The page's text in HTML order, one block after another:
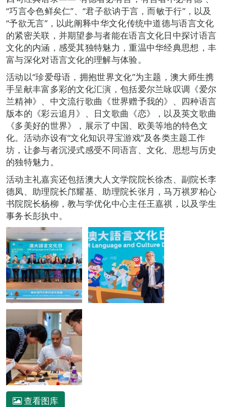
“巧言令色鲜矣仁”、“君子欲讷于言，而敏于行”，以及
“予欲无言”，以此阐释中华文化传统中道德与语言文化
的紧密关联，并期望参与者能在语言文化日中探讨语言
文化的内涵，感受其独特魅力，重温中华经典思想，丰
富与深化对语言文化的理解与体验。
活动以“珍爱母语，拥抱世界文化”为主题，澳大师生携
手呈献丰富多彩的文化汇演，包括爱尔兰咏叹调《爱尔
兰精神》、中文流行歌曲《世界赠予我的》、四种语言
版本的《彩云追月》、日文歌曲《恋》，以及英文歌曲
《多美好的世界》，展示了中国、欧美等地的特色文
化。活动亦设有“文化知识寻宝游戏”及各类主题工作
坊，让参与者沉浸式感受不同语言、文化、思想与历史
的独特魅力。
活动主礼嘉宾还包括澳大人文学院院长徐杰、副院长李
德凤、助理院长邝耀基、助理院长张月，马万祺罗柏心
书院院长杨柳，教与学优化中心主任王嘉祺，以及学生
事务长彭执中。
查看图库